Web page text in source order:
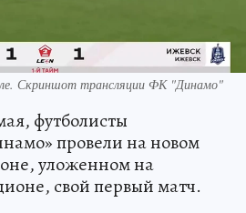
Скриншот трансляции ФК "Динамо"
футболисты
провели на новом
уложенном на
свой первый матч.